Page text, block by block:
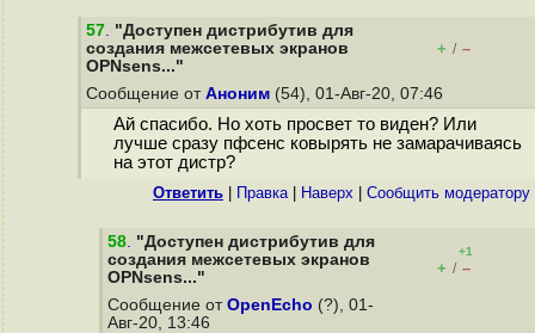
57. "Доступен дистрибутив для
создания межсетевых экранов
OPNsens..."
+ / –
Сообщение от Аноним (54), 01-Авг-20, 07:46
Ай спасибо. Но хоть просвет то виден? Или
лучше сразу пфсенс ковырять не замарачиваясь
на этот дистр?
Ответить Правка| Наверх Cообщить модератору
58. "Доступен дистрибутив для
создания межсетевых экранов
OPNsens..."
+1
+ / –
Сообщение от OpenEcho (?), 01-
Авг-20, 13:46